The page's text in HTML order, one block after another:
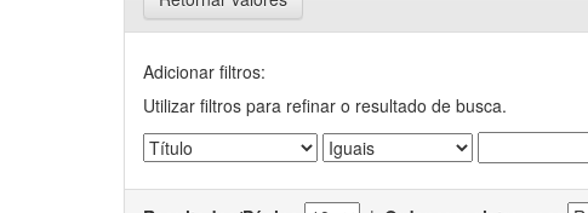
Adicionar filtros:
Utilizar filtros para refinar o resultado de busca.